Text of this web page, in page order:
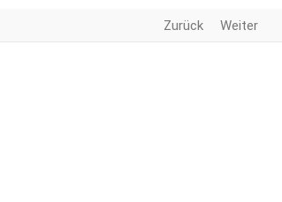
Zurück Weiter